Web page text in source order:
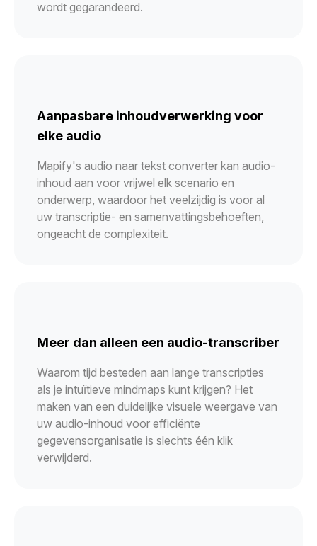
wordt gegarandeerd.
Aanpasbare inhoudverwerking voor
elke audio
Mapify's audio naar tekst converter kan audio-
inhoud aan voor vrijwel elk scenario en
onderwerp, waardoor het veelzijdig is voor al
uw transcriptie- en samenvattingsbehoeften,
ongeacht de complexiteit.
Meer dan alleen een audio-transcriber
Waarom tijd besteden aan lange transcripties
als je intuïtieve mindmaps kunt krijgen? Het
maken van een duidelijke visuele weergave van
uw audio-inhoud voor efficiënte
gegevensorganisatie is slechts één klik
verwijderd.